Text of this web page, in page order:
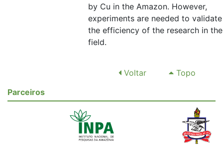
by Cu in the Amazon. However,
experiments are needed to validate
the efficiency of the research in the
field.
Voltar
Topo
Parceiros